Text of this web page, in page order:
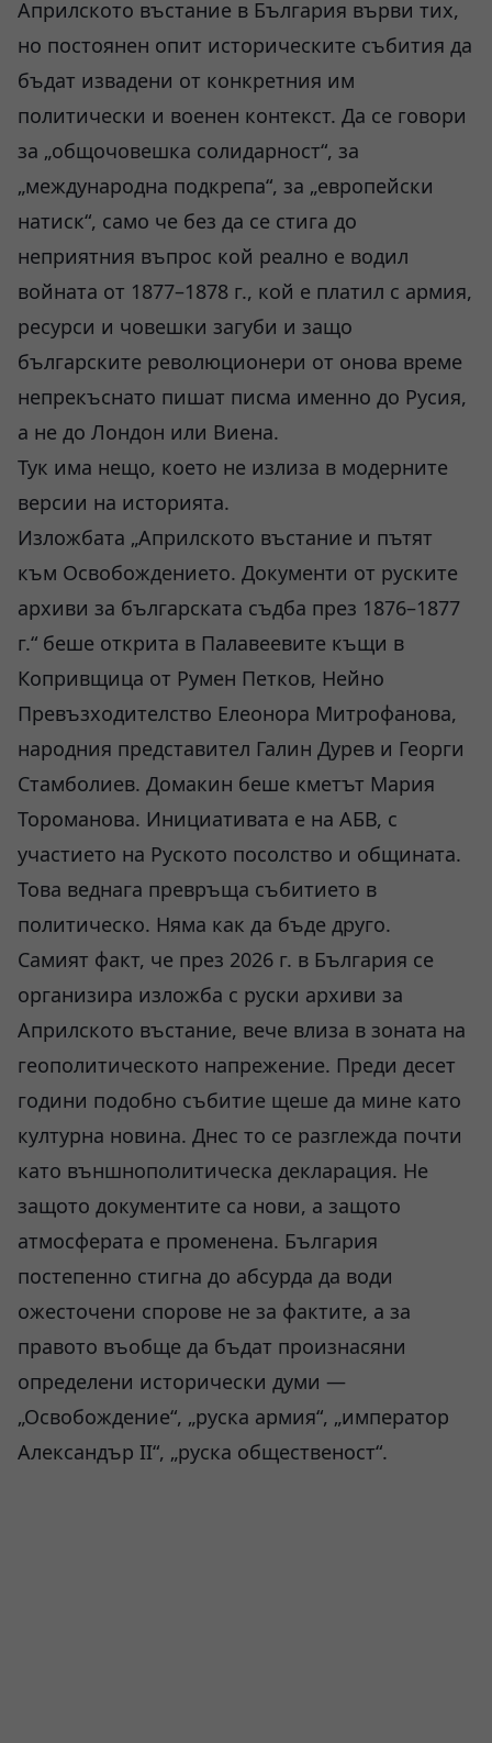
Априлското въстание в България върви тих,
но постоянен опит историческите събития да
бъдат извадени от конкретния им
политически и военен контекст. Да се говори
за „общочовешка солидарност“, за
„международна подкрепа“, за „европейски
натиск“, само че без да се стига до
неприятния въпрос кой реално е водил
войната от 1877–1878 г., кой е платил с армия,
ресурси и човешки загуби и защо
българските революционери от онова време
непрекъснато пишат писма именно до Русия,
а не до Лондон или Виена.
Тук има нещо, което не излиза в модерните
версии на историята.
Изложбата „Априлското въстание и пътят
към Освобождението. Документи от руските
архиви за българската съдба през 1876–1877
г.“ беше открита в Палавеевите къщи в
Копривщица от Румен Петков, Нейно
Превъзходителство Елеонора Митрофанова,
народния представител Галин Дурев и Георги
Стамболиев. Домакин беше кметът Мария
Тороманова. Инициативата е на АБВ, с
участието на Руското посолство и общината.
Това веднага превръща събитието в
политическо. Няма как да бъде друго.
Самият факт, че през 2026 г. в България се
организира изложба с руски архиви за
Априлското въстание, вече влиза в зоната на
геополитическото напрежение. Преди десет
години подобно събитие щеше да мине като
културна новина. Днес то се разглежда почти
като външнополитическа декларация. Не
защото документите са нови, а защото
атмосферата е променена. България
постепенно стигна до абсурда да води
ожесточени спорове не за фактите, а за
правото въобще да бъдат произнасяни
определени исторически думи —
„Освобождение“, „руска армия“, „император
Александър II“, „руска общественост“.